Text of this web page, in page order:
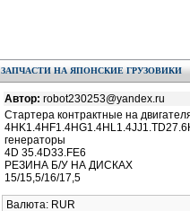
ЗАПЧАСТИ НА ЯПОНСКИЕ ГРУЗОВИКИ
Автор: robot230253@yandex.ru
Стартера контрактные на
генераторы
4D 35.4D33.FE6
РЕЗИНА Б/У НА ДИСКАХ
15/15,5/16/17,5
Валюта: RUR